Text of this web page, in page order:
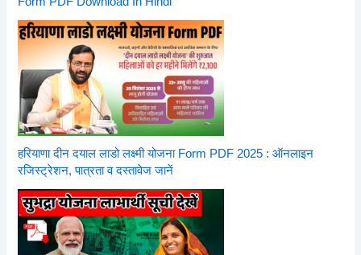
हरियाणा दीन दयाल लाडो लक्ष्मी योजना Form PDF 2025 : ऑनलाइन
रजिस्ट्रेशन, पात्रता व दस्तावेज जानें